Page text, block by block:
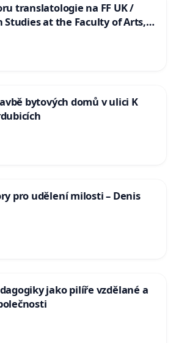
translatologie na FF UK /
Studies at the Faculty of Arts,
bytových domů v ulici K
pro udělení milosti – Denis
jako pilíře vzdělané a